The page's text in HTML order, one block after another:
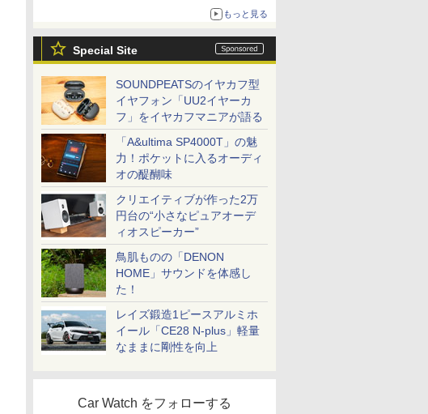
もっと見る
Special Site
SOUNDPEATSのイヤカフ型
イヤフォン「UU2イヤーカ
フ」をイヤカフマニアが語る
「A&ultima SP4000T」の魅
力！ポケットに入るオーディ
オの醍醐味
クリエイティブが作った2万
円台の“小さなピュアオーデ
ィオスピーカー”
鳥肌ものの「DENON
HOME」サウンドを体感し
た！
レイズ鍛造1ピースアルミホ
イール「CE28 N-plus」軽量
なままに剛性を向上
Car Watch をフォローする